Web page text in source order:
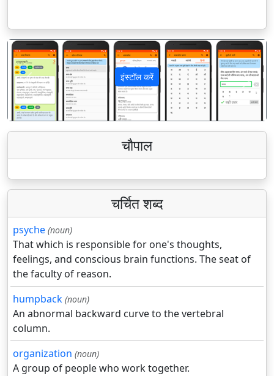
इंस्टॉल करें
पिछला अगला
चौपाल
चर्चित शब्द
psyche (noun)
That which is responsible for one's thoughts,
feelings, and conscious brain functions. The seat of
the faculty of reason.
humpback (noun)
An abnormal backward curve to the vertebral
column.
organization (noun)
A group of people who work together.